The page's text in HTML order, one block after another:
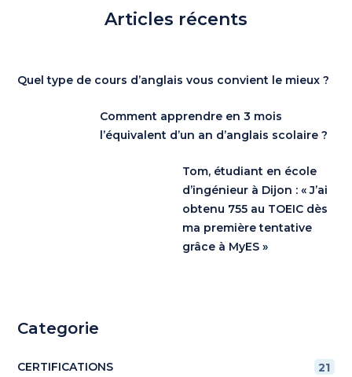
Articles récents
Quel type de cours d’anglais vous convient le mieux ?
Comment apprendre en 3 mois
l’équivalent d’un an d’anglais scolaire ?
Tom, étudiant en école
d’ingénieur à Dijon : « J’ai
obtenu 755 au TOEIC dès
ma première tentative
grâce à MyES »
Categorie
CERTIFICATIONS 21